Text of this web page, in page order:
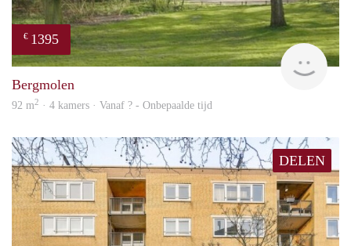
€ 1395
rent
Bergmolen
92 m2 · 4 kamers · Vanaf ? - Onbepaalde tijd
DELEN